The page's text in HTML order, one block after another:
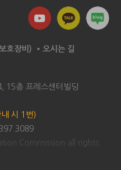
호장비) 오시는 길
15층 프레스센터빌딩
시 1번)
Commission all rights